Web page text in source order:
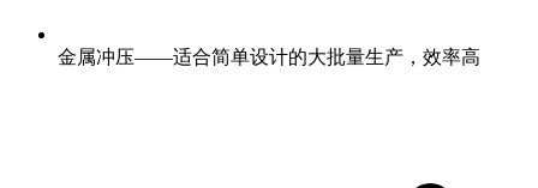
金属冲压——适合简单设计的大批量生产，效率高